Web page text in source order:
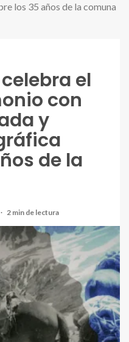
los 35 años de la comuna
el
con
y
de la
2 min de lectura